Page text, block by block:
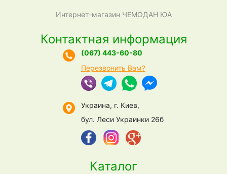
Интернет-магазин ЧЕМОДАН ЮА
Каталог
Контактная информация
(067) 443-60-80
Перезвонить Вам?
Украина, г. Киев,
бул. Леси Украинки 26б